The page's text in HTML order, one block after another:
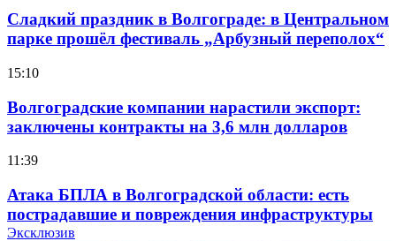
Сладкий праздник в Волгограде: в Центральном
парке прошёл фестиваль „Арбузный переполох“
15:10
Волгоградские компании нарастили экспорт:
заключены контракты на 3,6 млн долларов
11:39
Атака БПЛА в Волгоградской области: есть
пострадавшие и повреждения инфраструктуры
Эксклюзив